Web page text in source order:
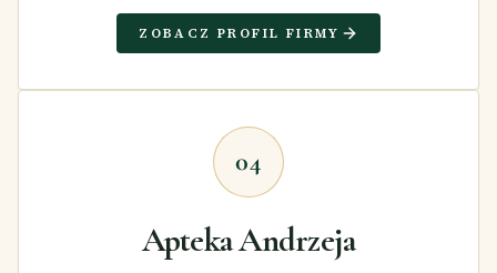
ZOBACZ PROFIL FIRMY
04
Apteka Andrzeja